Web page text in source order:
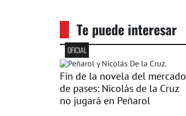
Te puede interesar
OFICIAL
Fin de la novela del mercado
de pases: Nicolás de la Cruz
no jugará en Peñarol